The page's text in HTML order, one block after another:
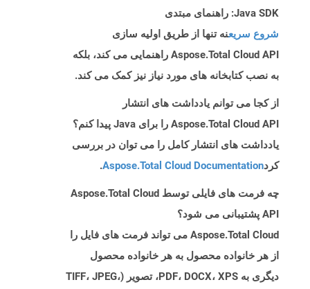
Java SDK: راهنمای مبتدی
شروع سریعنه تنها از طریق اولیه سازی
Aspose.Total Cloud API راهنمایی می کند، بلکه
به نصب کتابخانه های مورد نیاز نیز کمک می کند.
از کجا می توانم یادداشت های انتشار
Aspose.Total Cloud API را برای Java پیدا کنم؟
یادداشت های انتشار کامل را می توان در بررسی
کردAspose.Total Cloud Documentation
.
چه فرمت های فایلی توسط Aspose.Total Cloud
API پشتیبانی می شود؟
Aspose.Total Cloud می تواند فرمت های فایل را
از هر خانواده محصول به هر خانواده محصول
دیگری به PDF، DOCX، XPS، تصویر (TIFF، JPEG،